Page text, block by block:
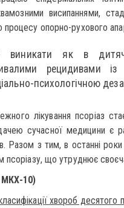
висипаннями,
опорно-рухового
виникати як в
рецидивами
психологічною
лікування псоріаз
сучасної медицини є
Разом з тим, в останні
псоріазу, що утруднює
МКХ-10)
хвороб